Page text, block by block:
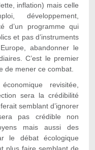
inflation) mais celle
développement,
d’un programme qui
et pas d’instruments
abandonner le
C’est le premier
de mener ce combat.
revisitée,
sera la crédibilité
semblant d’ignorer
pas crédible non
mais aussi des
le débat écologique
plus faire semblant de